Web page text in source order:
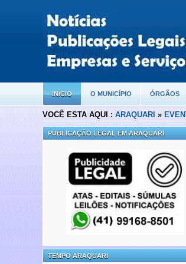
INÍCIO O MUNICÍPIO ÓRGÃOS
VOCÊ ESTA AQUI : ARAQUARI »
PUBLICAÇÃO LEGAL EM ARAQUARI
TEMPO ARAQUARI